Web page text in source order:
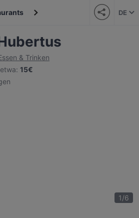
DE
& Trinken
: 15€
1/6